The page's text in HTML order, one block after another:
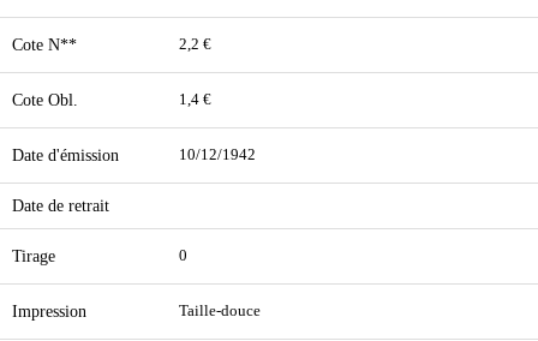
Cote N** 2,2 €
Cote Obl. 1,4 €
Date d'émission 10/12/1942
Date de retrait
Tirage 0
Impression Taille-douce